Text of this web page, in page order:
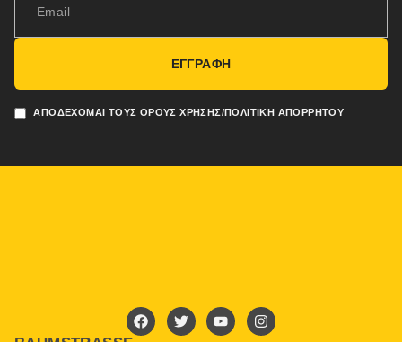
ΑΠΟΔΈΧΟΜΑΙ ΤΟΥΣ ΌΡΟΥΣ ΧΡΉΣΗΣ/ΠΟΛΙΤΙΚΉ ΑΠΟΡΡΉΤΟΥ
ΕΓΓΡΑΦΗ